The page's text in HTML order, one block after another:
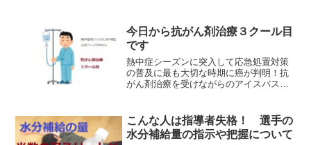
今日から抗がん剤治療３クール目
です
熱中症シーズンに突入して応急処置対策
の普及に最も大切な時期に癌が判明！抗
がん剤治療を受けながらのアイスバス普
こんな人は指導者失格！ 選手の
水分補給量の指示や把握について